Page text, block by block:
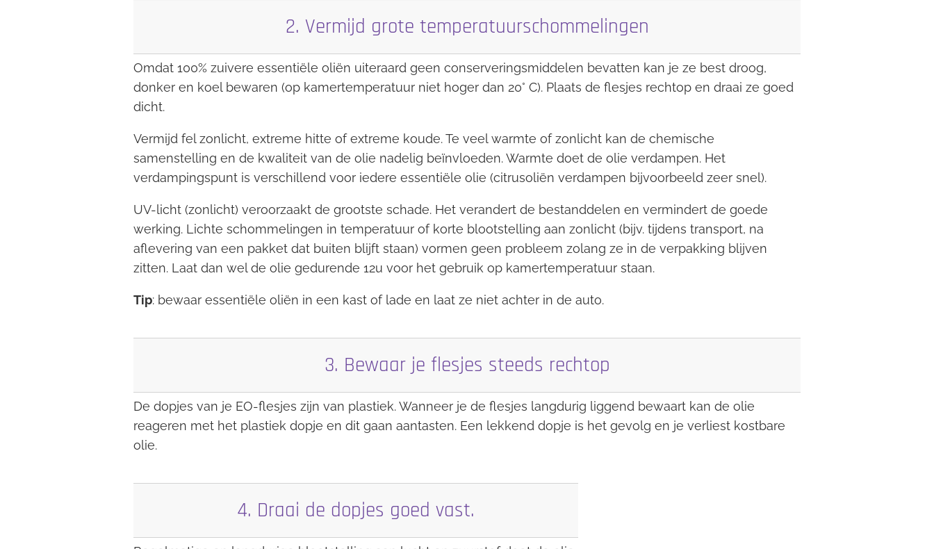
2. Vermijd grote temperatuurschommelingen
Omdat 100% zuivere essentiële oliën uiteraard geen conserveringsmiddelen bevatten kan je ze best droog,
donker en koel bewaren (op kamertemperatuur niet hoger dan 20° C). Plaats de flesjes rechtop en draai ze goed
dicht.
Vermijd fel zonlicht, extreme hitte of extreme koude. Te veel warmte of zonlicht kan de chemische
samenstelling en de kwaliteit van de olie nadelig beïnvloeden. Warmte doet de olie verdampen. Het
verdampingspunt is verschillend voor iedere essentiële olie (citrusoliën verdampen bijvoorbeeld zeer snel).
UV-licht (zonlicht) veroorzaakt de grootste schade. Het verandert de bestanddelen en vermindert de goede
werking. Lichte schommelingen in temperatuur of korte blootstelling aan zonlicht (bijv. tijdens transport, na
aflevering van een pakket dat buiten blijft staan) vormen geen probleem zolang ze in de verpakking blijven
zitten. Laat dan wel de olie gedurende 12u voor het gebruik op kamertemperatuur staan.
Tip: bewaar essentiële oliën in een kast of lade en laat ze niet achter in de auto.
3. Bewaar je flesjes steeds rechtop
De dopjes van je EO-flesjes zijn van plastiek. Wanneer je de flesjes langdurig liggend bewaart kan de olie
reageren met het plastiek dopje en dit gaan aantasten. Een lekkend dopje is het gevolg en je verliest kostbare
olie.
4. Draai de dopjes goed vast.